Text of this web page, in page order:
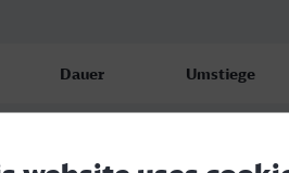
Dauer Umstiege